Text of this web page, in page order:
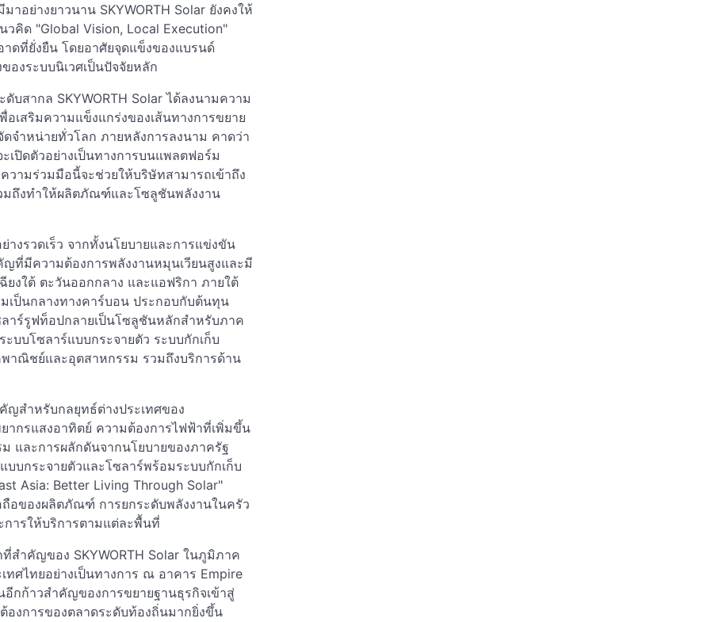
าอย่างยาวนาน SKYWORTH Solar ยังคงให้
คิด "Global Vision, Local Execution"
ดที่ยั่งยืน โดยอาศัยจุดแข็งของแบรนด์
งระบบนิเวศเป็นปัจจัยหลัก
บสากล SKYWORTH Solar ได้ลงนามความ
เสริมความแข็งแกร่งของเส้นทางการขยาย
จำหน่ายทั่วโลก ภายหลังการลงนาม คาดว่า
ปิดตัวอย่างเป็นทางการบนแพลตฟอร์ม
วามร่วมมือนี้จะช่วยให้บริษัทสามารถเข้าถึง
มถึงทำให้ผลิตภัณฑ์และโซลูชันพลังงาน
งรวดเร็ว จากทั้งนโยบายและการแข่งขัน
ญที่มีความต้องการพลังงานหมุนเวียนสูงและมี
ยงใต้ ตะวันออกกลาง และแอฟริกา ภายใต้
เป็นกลางทางคาร์บอน ประกอบกับต้นทุน
าร์รูฟท็อปกลายเป็นโซลูชันหลักสำหรับภาค
บบโซลาร์แบบกระจายตัว ระบบกักเก็บ
าณิชย์และอุตสาหกรรม รวมถึงบริการด้าน
ญสำหรับกลยุทธ์ต่างประเทศของ
ากรแสงอาทิตย์ ความต้องการไฟฟ้าที่เพิ่มขึ้น
และการผลักดันจากนโยบายของภาครัฐ
บกระจายตัวและโซลาร์พร้อมระบบกักเก็บ
Asia: Better Living Through Solar"
ถือของผลิตภัณฑ์ การยกระดับพลังงานในครัว
ารให้บริการตามแต่ละพื้นที่
สำคัญของ SKYWORTH Solar ในภูมิภาค
ทศไทยอย่างเป็นทางการ ณ อาคาร Empire
อีกก้าวสำคัญของการขยายฐานธุรกิจเข้าสู่
งการของตลาดระดับท้องถิ่นมากยิ่งขึ้น